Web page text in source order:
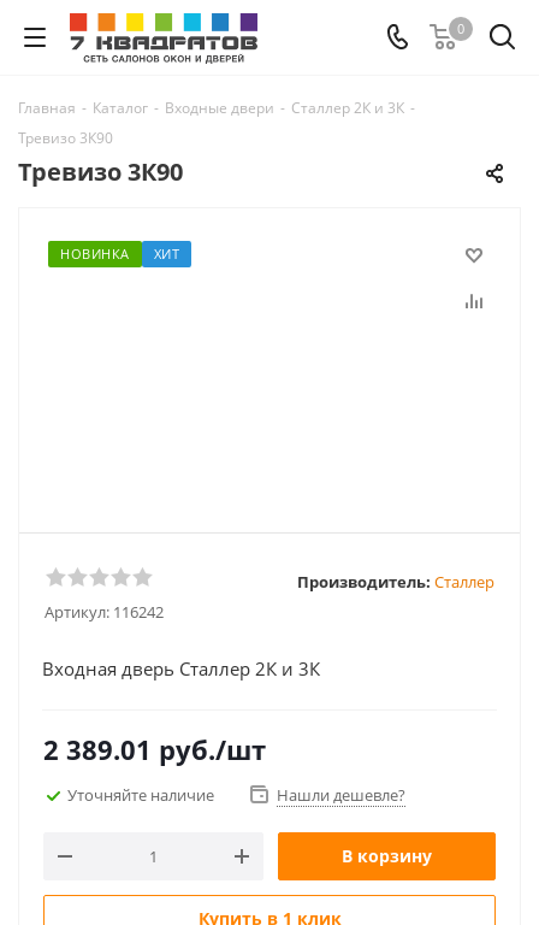
0
Главная - Каталог - Входные двери - Сталлер 2К и 3К -
Тревизо 3К90
Тревизо 3К90
НОВИНКА ХИТ
Артикул: 116242
Производитель: Сталлер
Входная дверь Сталлер 2К и 3К
2 389.01 руб./шт
Уточняйте наличие Нашли дешевле?
В корзину
Купить в 1 клик